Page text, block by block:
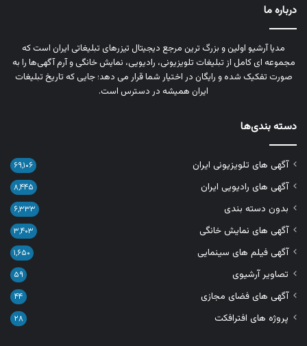
درباره ما
مدیا آرشیو اولین و بزرگ‌ ترین مرجع دیجیتال تیزرهای تبلیغاتی ایران است که
مجموعه‌ ای کامل از تبلیغات تلویزیونی، رادیویی، نمایش خانگی و آرم‌ آگهی‌ها را به‌
صورت تفکیک‌ شده و رایگان در اختیار شما قرار می‌ دهد؛ جایی که تاریخ تبلیغات
ایران همیشه در دسترس است.
دسته بندی‌ها
آگهی های تلویزیونی ایران ۶۹,۱۰۶
آگهی های رادیویی ایران ۸,۴۴۵
بدون دسته بندی ۶,۳۳۳
آگهی های نمایش خانگی ۳,۴۰۳
آگهی فیلم های سینمایی ۱,۶۵۰
تصاویر آرشیوی ۵۹
آگهی های فضای مجازی ۴۴
پروژه های افترافکت ۲۸